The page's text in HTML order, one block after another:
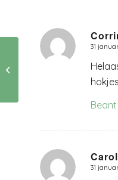
zegt:
31
hokjes
zegt:
31